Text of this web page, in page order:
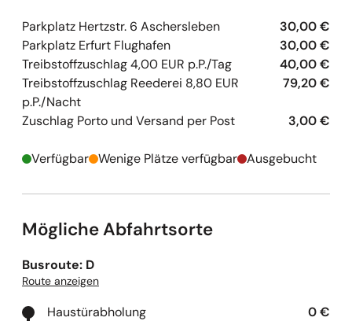
Parkplatz Hertzstr. 6 Aschersleben
30,00 €
Parkplatz Erfurt Flughafen
30,00 €
Treibstoffzuschlag 4,00 EUR p.P./Tag
40,00 €
Treibstoffzuschlag Reederei 8,80 EUR
p.P./Nacht
79,20 €
Zuschlag Porto und Versand per Post 3,00 €
Verfügbar Wenige Plätze verfügbar Ausgebucht
Mögliche Abfahrtsorte
Busroute: D
Route anzeigen
Haustürabholung 0 €